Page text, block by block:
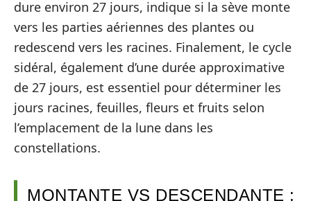
dure environ 27 jours, indique si la sève monte
vers les parties aériennes des plantes ou
redescend vers les racines. Finalement, le cycle
sidéral, également d’une durée approximative
de 27 jours, est essentiel pour déterminer les
jours racines, feuilles, fleurs et fruits selon
l’emplacement de la lune dans les
constellations.
MONTANTE VS DESCENDANTE :